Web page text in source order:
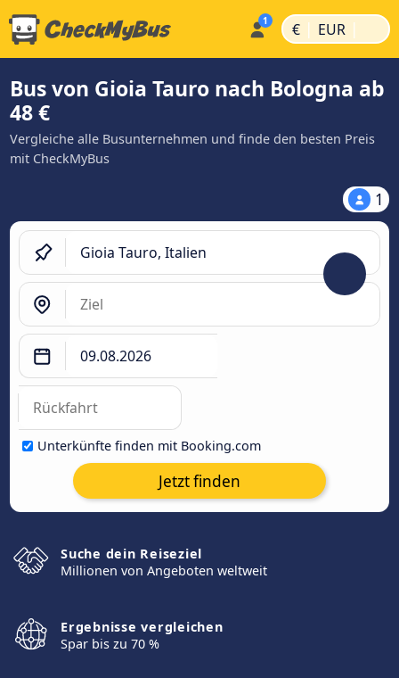
€ | EUR |
Bus von Gioia Tauro nach Bologna ab
48 €
Vergleiche alle Busunternehmen und finde den besten Preis
mit CheckMyBus
1
Unterkünfte finden mit Booking.com
Jetzt finden
Suche dein Reiseziel
Millionen von Angeboten weltweit
Ergebnisse vergleichen
Spar bis zu 70 %